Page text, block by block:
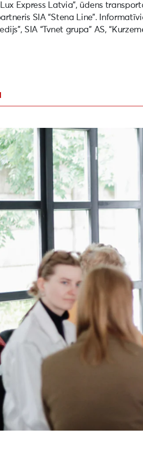
Express Latvia”, ūdens
SIA “Stena Line”.
SIA “Tvnet grupa” AS,